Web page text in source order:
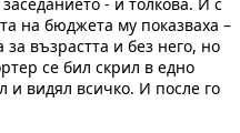
на бюджета му показваха –
възрастта и без него, но
се бил скрил в едно
и видял всичко. И после го